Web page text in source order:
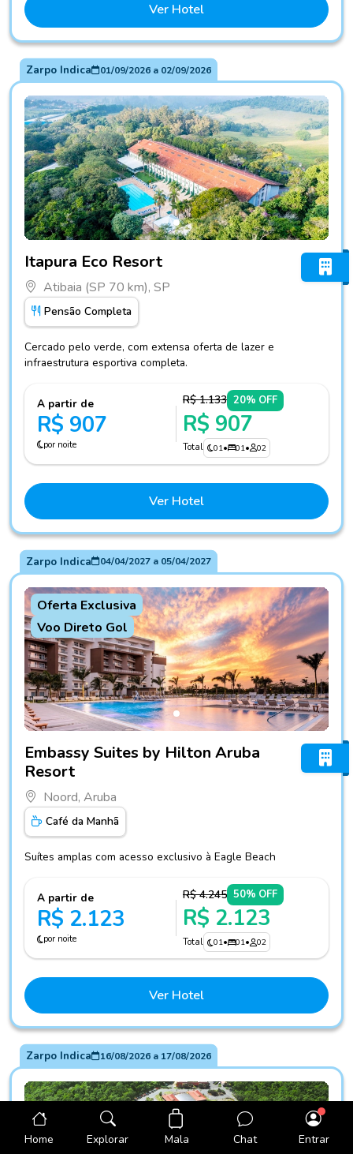
Ver Hotel
Zarpo Indica 01/09/2026a 02/09/2026
Itapura Eco Resort
Atibaia (SP 70 km), SP
Pensão Completa
Cercado pelo verde, com extensa oferta de lazer e
infraestrutura esportiva completa.
A partir de
R$ 907
por noite
R$ 1.133 20% OFF
R$ 907
Total 01• 01• 02
Ver Hotel
Zarpo Indica 04/04/2027a 05/04/2027
Oferta Exclusiva
Voo Direto Gol
Fotos do hotel Embassy Suites by Hilton Aruba Resort
Embassy Suites by Hilton Aruba
Resort
Noord, Aruba
Café da Manhã
Suítes amplas com acesso exclusivo à Eagle Beach
A partir de
R$ 2.123
por noite
R$ 4.245 50% OFF
R$ 2.123
Total 01• 01• 02
Ver Hotel
Zarpo Indica 16/08/2026a 17/08/2026
Home Explorar Mala Chat Entrar